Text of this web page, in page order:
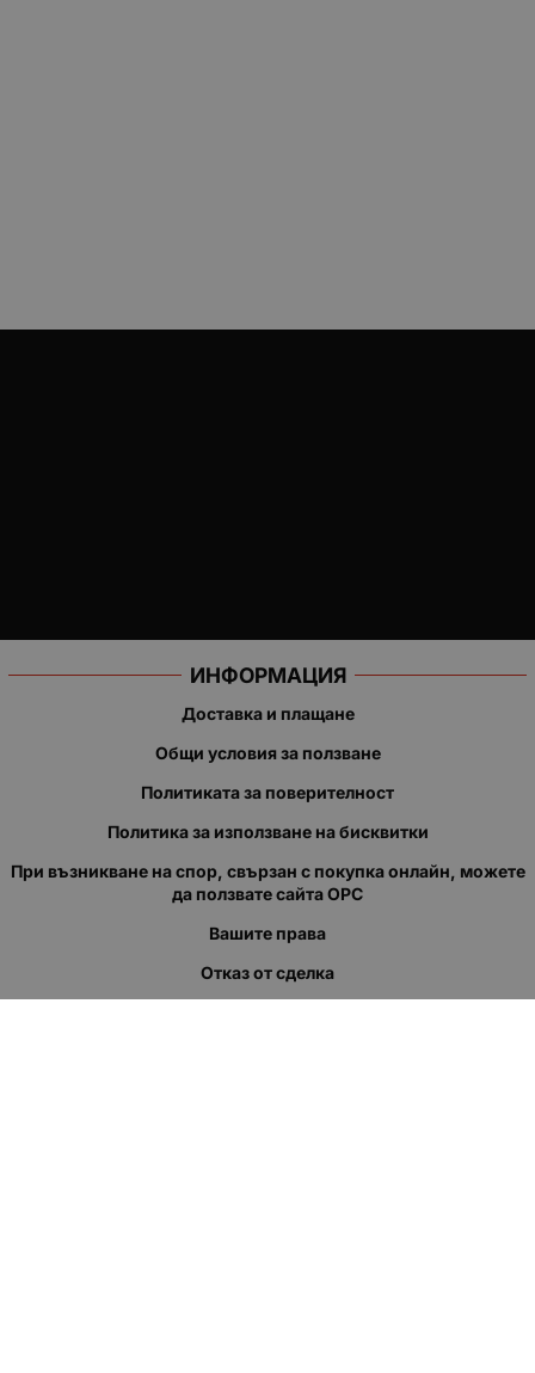
ИНФОРМАЦИЯ
Доставка и плащане
Общи условия за ползване
Политиката за поверителност
Политика за използване на бисквитки
При възникване на спор, свързан с покупка онлайн, можете
да ползвате сайта ОРС
Вашите права
Отказ от сделка